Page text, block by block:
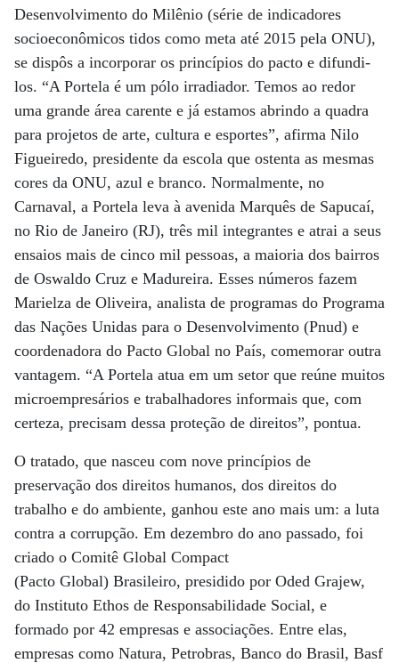
Desenvolvimento do Milênio (série de indicadores
socioeconômicos tidos como meta até 2015 pela ONU),
se dispôs a incorporar os princípios do pacto e difundi-
los. “A Portela é um pólo irradiador. Temos ao redor
uma grande área carente e já estamos abrindo a quadra
para projetos de arte, cultura e esportes”, afirma Nilo
Figueiredo, presidente da escola que ostenta as mesmas
cores da ONU, azul e branco. Normalmente, no
Carnaval, a Portela leva à avenida Marquês de Sapucaí,
no Rio de Janeiro (RJ), três mil integrantes e atrai a seus
ensaios mais de cinco mil pessoas, a maioria dos bairros
de Oswaldo Cruz e Madureira. Esses números fazem
Marielza de Oliveira, analista de programas do Programa
das Nações Unidas para o Desenvolvimento (Pnud) e
coordenadora do Pacto Global no País, comemorar outra
vantagem. “A Portela atua em um setor que reúne muitos
microempresários e trabalhadores informais que, com
certeza, precisam dessa proteção de direitos”, pontua.
O tratado, que nasceu com nove princípios de
preservação dos direitos humanos, dos direitos do
trabalho e do ambiente, ganhou este ano mais um: a luta
contra a corrupção. Em dezembro do ano passado, foi
criado o Comitê Global Compact
(Pacto Global) Brasileiro, presidido por Oded Grajew,
do Instituto Ethos de Responsabilidade Social, e
formado por 42 empresas e associações. Entre elas,
empresas como Natura, Petrobras, Banco do Brasil, Basf